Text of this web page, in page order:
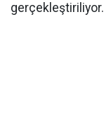
gerçekleştiriliyor.